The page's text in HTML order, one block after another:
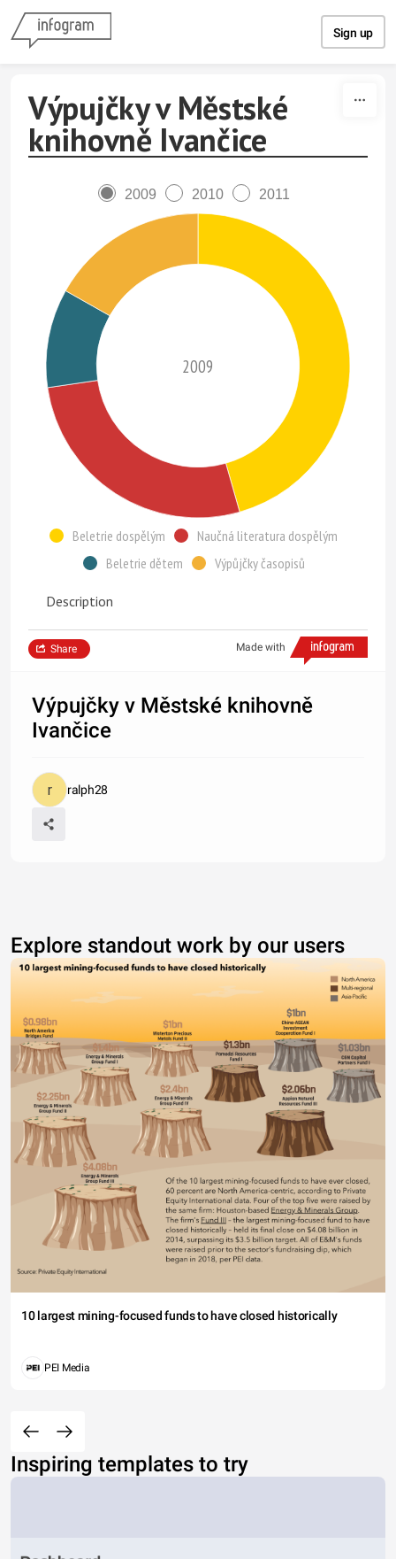
Sign up
Výpujčky v Městské
knihovně Ivančice
2009 2010 2011
2009
Beletrie dospělým
Naučná literatura dospělým
Beletrie dětem
Výpůjčky časopisů
Description
Made with
Share
Výpujčky v Městské knihovně
Ivančice
ralph28
Explore standout work by our users
10 largest mining-focused funds to have closed historically
PEI Media
Inspiring templates to try